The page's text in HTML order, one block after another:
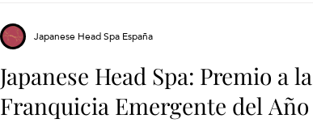
Japanese Head Spa: Premio a la
Franquicia Emergente del Año
Japanese Head Spa España